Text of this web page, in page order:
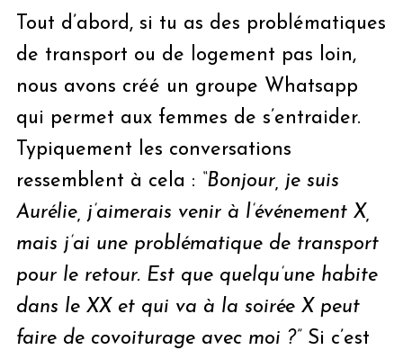
Tout d’abord, si tu as des problématiques
de transport ou de logement pas loin,
nous avons créé un groupe Whatsapp
qui permet aux femmes de s’entraider.
Typiquement les conversations
ressemblent à cela : “Bonjour, je suis
Aurélie, j’aimerais venir à l’événement X,
mais j’ai une problématique de transport
pour le retour. Est que quelqu’une habite
dans le XX et qui va à la soirée X peut
faire de covoiturage avec moi ?” Si c’est